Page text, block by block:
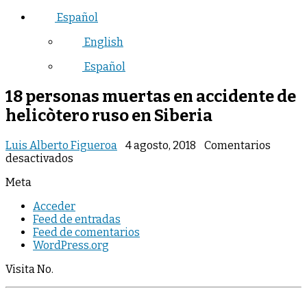
Español
English
Español
18 personas muertas en accidente de
helicòtero ruso en Siberia
Luis Alberto Figueroa 4 agosto, 2018
Comentarios
desactivados
en
accidente
de
helicòtero
Siberia
Meta
Acceder
Feed de entradas
Feed de comentarios
WordPress.org
Visita No.